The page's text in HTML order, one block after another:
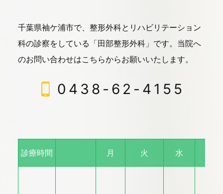
千葉県袖ケ浦市で、整形外科とリハビリテーション
科の診察をしている「田部整形外科」です。 当院へ
のお問い合わせはこちらからお願いいたします。
0438-62-4155
診療時間 月 火 水